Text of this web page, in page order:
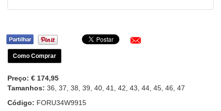
Como Comprar
Preço: € 174,95
Tamanhos: 36, 37, 38, 39, 40, 41, 42, 43, 44, 45, 46, 47
Código: FORU34W9915